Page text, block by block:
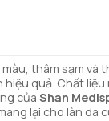
thâm sạm và
hiệu quả. Chất
của Shan
lại cho làn da